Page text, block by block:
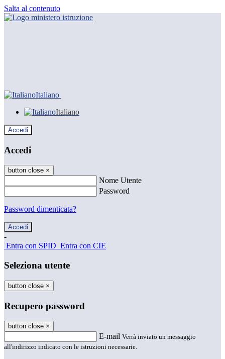
Salta al contenuto
Italiano
Italiano
Accedi
Accedi
button close ×
Nome Utente
Password
Password dimenticata?
-
Entra con SPID Entra con CIE
Seleziona utente
button close ×
Recupero password
button close ×
E-mail Verrà inviato un messaggio
all'indirizzo indicato con le istruzioni necessarie.